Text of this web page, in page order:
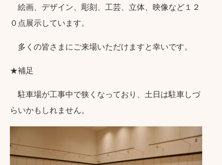
絵画、デザイン、彫刻、工芸、立体、映像など１２
０点展示しています。
多くの皆さまにご来場いただけますと幸いです。
★補足
駐車場が工事中で狭くなっており、土日は駐車しづ
らいかもしれません。